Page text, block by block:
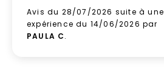
Avis du 28/07/2026 suite à une
expérience du 14/06/2026 par
PAULA C.